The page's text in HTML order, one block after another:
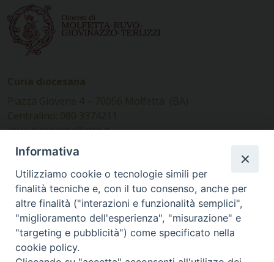
www.diocesimolfetta.it –
diocesimolfetta@pec.chiesacattolica.it
Ufficio Comunicazioni sociali
Piazza Giovene 4 – 70056 Molfetta (BA)
comunicazionisociali@diocesimolfetta.it
Informativa
Utilizziamo cookie o tecnologie simili per
finalità tecniche e, con il tuo consenso, anche per
altre finalità ("interazioni e funzionalità semplici",
"miglioramento dell'esperienza", "misurazione" e
"targeting e pubblicità") come specificato nella
cookie policy.